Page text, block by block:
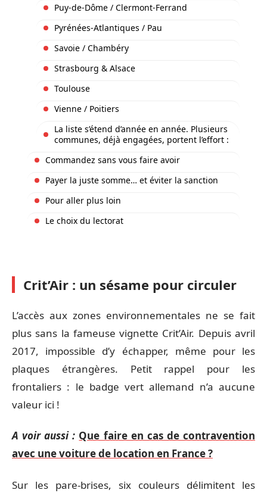
Puy-de-Dôme / Clermont-Ferrand
Pyrénées-Atlantiques / Pau
Savoie / Chambéry
Strasbourg & Alsace
Toulouse
Vienne / Poitiers
La liste s’étend d’année en année. Plusieurs
communes, déjà engagées, portent l’effort :
Commandez sans vous faire avoir
Payer la juste somme… et éviter la sanction
Pour aller plus loin
Le choix du lectorat
Crit’Air : un sésame pour circuler
L’accès aux zones environnementales ne se fait
plus sans la fameuse vignette Crit’Air. Depuis avril
2017, impossible d’y échapper, même pour les
plaques étrangères. Petit rappel pour les
frontaliers : le badge vert allemand n’a aucune
valeur ici !
A voir aussi : Que faire en cas de contravention
avec une voiture de location en France ?
Sur les pare-brises, six couleurs délimitent les